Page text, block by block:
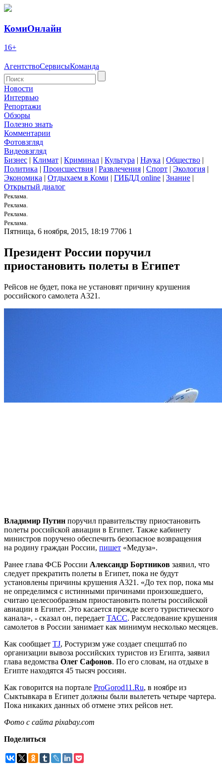
КомиОнлайн
16+
АгентствоСервисыКоманда
Новости
Интервью
Репортажи
Обзоры
Полезно знать
Комментарии
Фотовзгляд
Видеовзгляд
Бизнес | Климат | Криминал | Культура | Наука | Общество |
Политика | Происшествия | Развлечения | Спорт | Экология |
Экономика | Отдыхаем в Коми | ГИБДД online | Знание |
Открытый диалог
Реклама.
Реклама.
Реклама.
Реклама.
Пятница, 6 ноября, 2015, 18:19 7706 1
Президент России поручил
приостановить полеты в Египет
Рейсов не будет, пока не установят причину крушения
российского самолета A321.
Владимир Путин поручил правительству приостановить
полеты российской авиации в Египет. Также кабинету
министров поручено обеспечить безопасное возвращения
на родину граждан России, пишет «Медуза».
Ранее глава ФСБ России Александр Бортников заявил, что
следует прекратить полеты в Египет, пока не будут
установлены причины крушения A321. «До тех пор, пока мы
не определимся с истинными причинами произошедшего,
считаю целесообразным приостановить полеты российской
авиации в Египет. Это касается прежде всего туристического
канала», - сказал он, передает ТАСС. Расследование крушения
самолетов в России занимает как минимум несколько месяцев.
Как сообщает TJ, Ростуризм уже создает спецштаб по
организации вывоза российских туристов из Египта, заявил
глава ведомства Олег Сафонов. По его словам, на отдыхе в
Египте находятся 45 тысяч россиян.
Как говорится на портале ProGorod11.Ru, в ноябре из
Сыктывкара в Египет должны были вылететь четыре чартера.
Пока никаких данных об отмене этих рейсов нет.
Фото с сайта pixabay.com
Поделиться